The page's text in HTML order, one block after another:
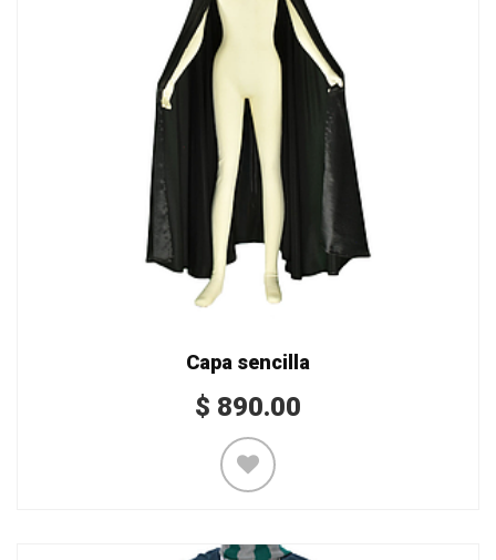
Capa sencilla
$ 890.00